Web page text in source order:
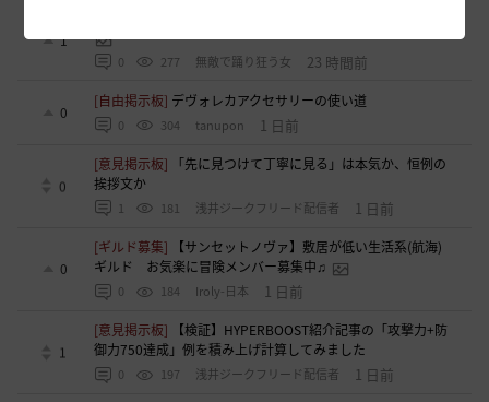
1
0 277 無敵で踊り狂う女 23 時間前
0
[自由掲示板] デヴォレカアクセサリーの使い道
0 304 tanupon 1 日前
0
[意見掲示板]
「先に見つけて丁寧に見る」は本気か、恒例の
挨拶文か
1 181 浅井ジークフリード配信者 1 日前
0
[ギルド募集]
【サンセットノヴァ】敷居が低い生活系(航海)
ギルド お気楽に冒険メンバー募集中♫
0 184 Iroly-日本 1 日前
1
[意見掲示板]
【検証】HYPERBOOST紹介記事の「攻撃力+防
御力750達成」例を積み上げ計算してみました
0 197 浅井ジークフリード配信者 1 日前